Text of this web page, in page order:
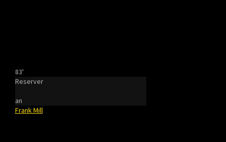
83'
Reserver
an
Frank Mill